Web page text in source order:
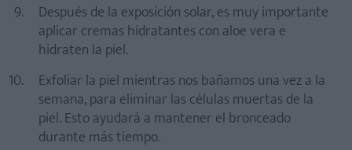
Después de la exposición solar, es muy importante
aplicar cremas hidratantes con aloe vera e
hidraten la piel.
Exfoliar la piel mientras nos bañamos una vez a la
semana, para eliminar las células muertas de la
piel. Esto ayudará a mantener el bronceado
durante más tiempo.